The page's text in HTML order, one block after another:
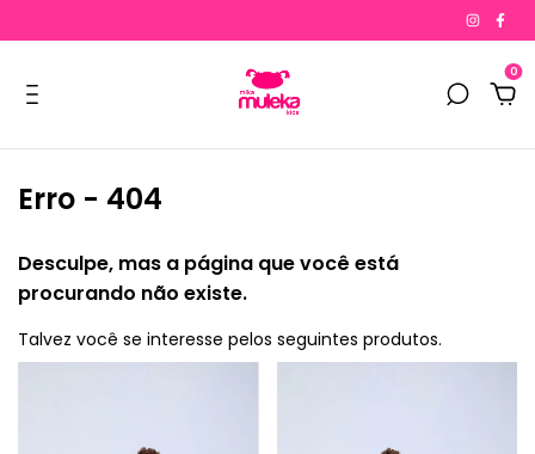
0
Erro - 404
Desculpe, mas a página que você está
procurando não existe.
Talvez você se interesse pelos seguintes produtos.